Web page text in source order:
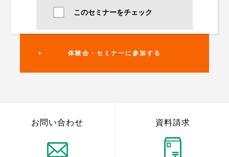
このセミナーをチェック
体験会・セミナーに参加する
お問い合わせ 資料請求